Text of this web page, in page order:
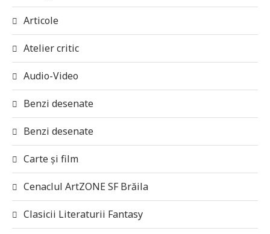
Articole
Atelier critic
Audio-Video
Benzi desenate
Benzi desenate
Carte și film
Cenaclul ArtZONE SF Brăila
Clasicii Literaturii Fantasy